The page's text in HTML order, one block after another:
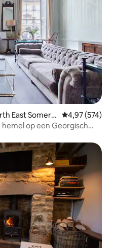
East Somers
Gemiddelde
4,97 (574)
op een Georgisch